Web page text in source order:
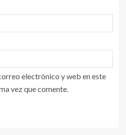
electrónico y web en este
vez que comente.